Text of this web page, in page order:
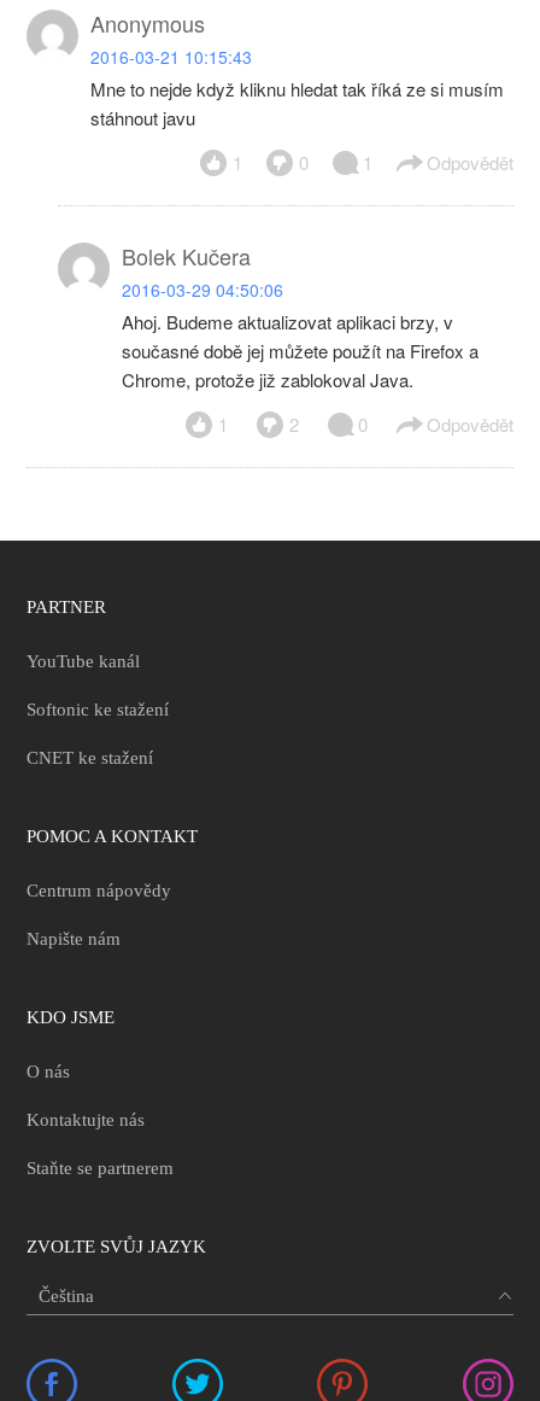
Anonymous
2016-03-21 10:15:43
Mne to nejde když kliknu hledat tak říká ze si musím
stáhnout javu
1
0 1 Odpovědět
Bolek Kučera
2016-03-29 04:50:06
Ahoj. Budeme aktualizovat aplikaci brzy, v
současné době jej můžete použít na Firefox a
Chrome, protože již zablokoval Java.
1
2 0 Odpovědět
PARTNER
YouTube kanál
Softonic ke stažení
CNET ke stažení
POMOC A KONTAKT
Centrum nápovědy
Napište nám
KDO JSME
O nás
Kontaktujte nás
Staňte se partnerem
ZVOLTE SVŮJ JAZYK